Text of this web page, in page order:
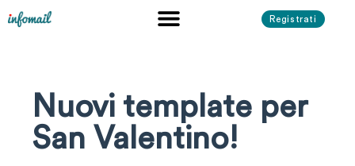
Registrati
Nuovi template per
San Valentino!